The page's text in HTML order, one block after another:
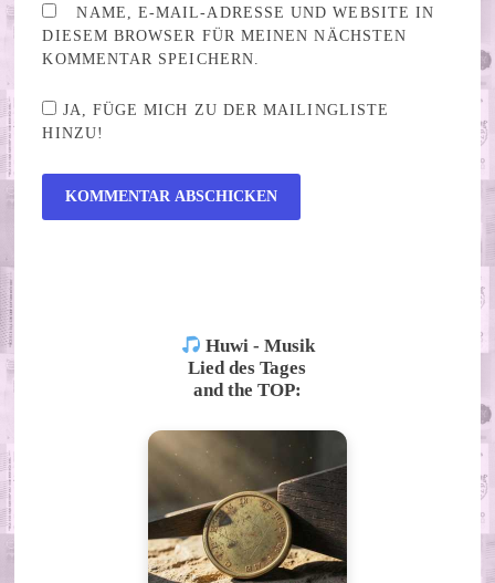
NAME, E-MAIL-ADRESSE UND WEBSITE IN
DIESEM BROWSER FÜR MEINEN NÄCHSTEN
KOMMENTAR SPEICHERN.
JA, FÜGE MICH ZU DER MAILINGLISTE
HINZU!
Huwi - Musik
Lied des Tages
and the TOP: